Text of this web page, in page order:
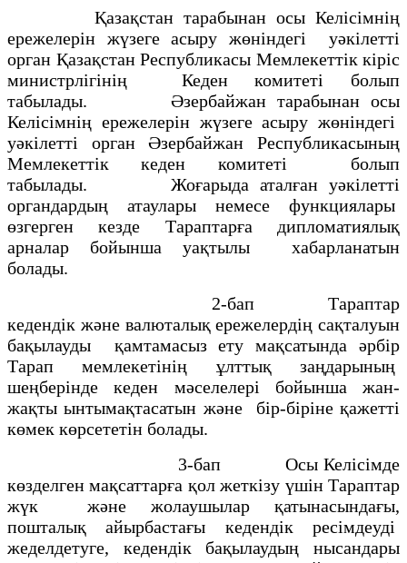
Қазақстан тарабынан осы Келiсiмнiң
ережелерiн жүзеге асыру жөнiндегi уәкiлеттi
орган Қазақстан Республикасы Мемлекеттiк кiрiс
министрлiгiнiң Кеден комитетi болып
табылады. Әзербайжан тарабынан осы
Келiсімнің ережелерiн жүзеге асыру жөнiндегi
уәкiлеттi орган Әзербайжан Республикасының
Мемлекеттiк кеден комитетi болып
табылады. Жоғарыда аталған уәкiлеттi
органдардың атаулары немесе функциялары
өзгерген кезде Тараптарға дипломатиялық
арналар бойынша уақтылы хабарланатын
болады.
2-бап Тараптар
кедендiк және валюталық ережелердің сақталуын
бақылауды қамтамасыз ету мақсатында әрбiр
Тарап мемлекетiнiң ұлттық заңдарының
шеңберiнде кеден мәселелерi бойынша жан-
жақты ынтымақтасатын және бiр-бiрiне қажеттi
көмек көрсететiн болады.
3-бап Осы Келiсiмде
көзделген мақсаттарға қол жеткiзу үшiн Тараптар
жүк және жолаушылар қатынасындағы,
пошталық айырбастағы кедендiк ресiмдеудi
жеделдетуге, кедендiк бақылаудың нысандары